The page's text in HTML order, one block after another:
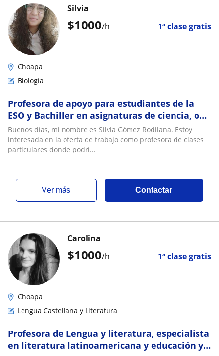
$1000/h 1ª clase gratis
Silvia
Choapa
Biología
Profesora de apoyo para estudiantes de la
ESO y Bachiller en asignaturas de ciencia, o
universitarios de biología
Buenos días, mi nombre es Silvia Gómez Rodilana. Estoy
interesada en la oferta de trabajo como profesora de clases
particulares donde podrí...
ver más Contactar
$1000/h 1ª clase gratis
Carolina
Choapa
Lengua Castellana y Literatura
Profesora de Lengua y literatura, especialista
en literatura latinoamericana y educación y